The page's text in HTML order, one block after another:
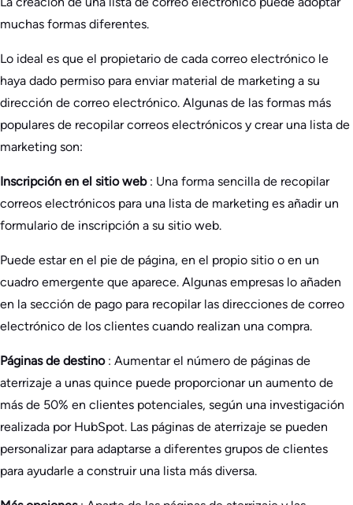
muchas formas diferentes.
Lo ideal es que el propietario de cada correo electrónico le
haya dado permiso para enviar material de marketing a su
dirección de correo electrónico. Algunas de las formas más
populares de recopilar correos electrónicos y crear una lista de
marketing son:
Inscripción en el sitio web : Una forma sencilla de recopilar
correos electrónicos para una lista de marketing es añadir un
formulario de inscripción a su sitio web.
Puede estar en el pie de página, en el propio sitio o en un
cuadro emergente que aparece. Algunas empresas lo añaden
en la sección de pago para recopilar las direcciones de correo
electrónico de los clientes cuando realizan una compra.
Páginas de destino : Aumentar el número de páginas de
aterrizaje a unas quince puede proporcionar un aumento de
más de 50% en clientes potenciales, según una investigación
realizada por HubSpot. Las páginas de aterrizaje se pueden
personalizar para adaptarse a diferentes grupos de clientes
para ayudarle a construir una lista más diversa.